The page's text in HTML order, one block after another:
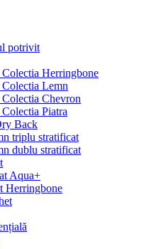
potrivit
Colectia Herringbone
Lemn
Chevron
Piatra
Back
triplu stratificat
dublu stratificat
Aqua+
Herringbone